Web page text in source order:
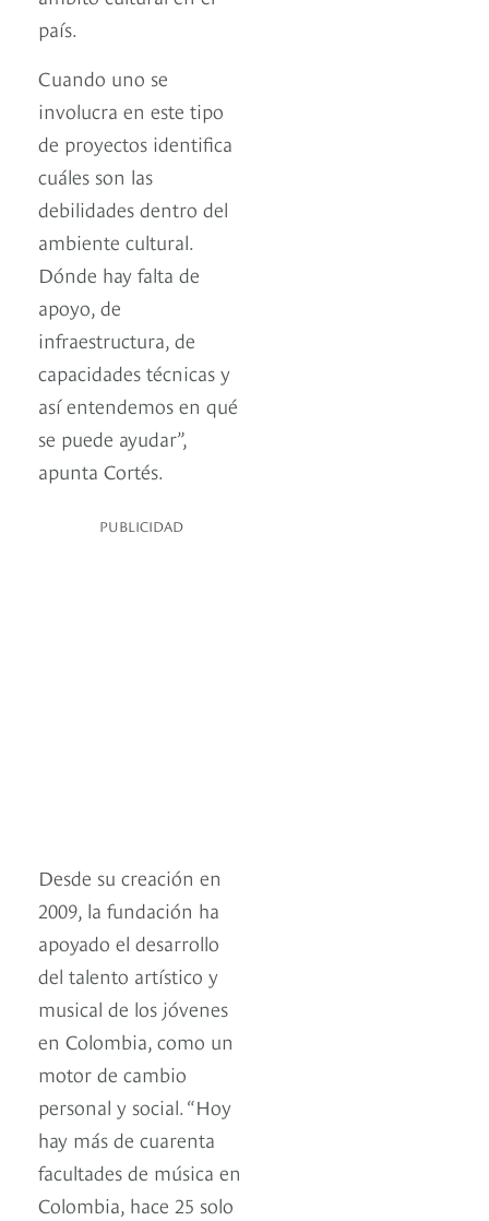
país.
Cuando uno se
involucra en este tipo
de proyectos identifica
cuáles son las
debilidades dentro del
ambiente cultural.
Dónde hay falta de
apoyo, de
infraestructura, de
capacidades técnicas y
así entendemos en qué
se puede ayudar”,
apunta Cortés.
PUBLICIDAD
Desde su creación en
2009, la fundación ha
apoyado el desarrollo
del talento artístico y
musical de los jóvenes
en Colombia, como un
motor de cambio
personal y social. “Hoy
hay más de cuarenta
facultades de música en
Colombia, hace 25 solo